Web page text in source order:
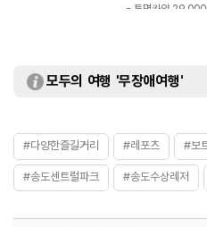
- 투명카약 29,000
모두의 여행 '무장애여행'
#다양한즐길거리 #레포츠 #보
#송도센트럴파크 #송도수상레저